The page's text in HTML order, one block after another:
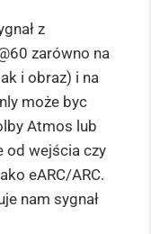
z
zarówno na
i obraz) i na
może byc
Atmos lub
od wejścia czy
eARC/ARC.
nam sygnał